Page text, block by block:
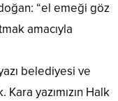
“el emeği göz
amacıyla
belediyesi ve
Kara yazımızın Halk